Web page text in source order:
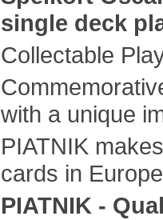
single deck
Collectable
with a unique
PIATNIK
cards in
PIATNIK -